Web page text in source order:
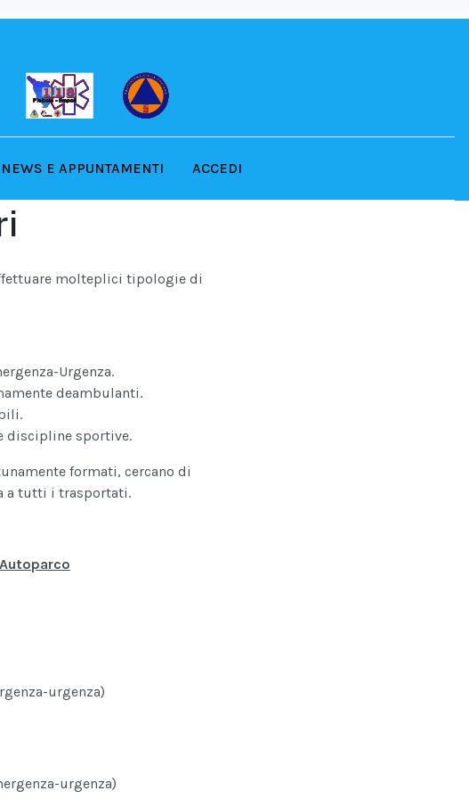
NEWS E APPUNTAMENTI ACCEDI
molteplici tipologie di
Urgenza.
deambulanti.
discipline sportive.
formati, cercano di
a tutti i trasportati.
urgenza)
urgenza)